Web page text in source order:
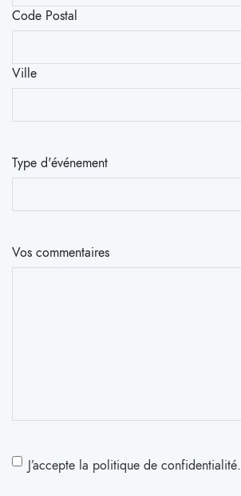
Code Postal
Ville
Type d'événement
Vos commentaires
RGPD(Nécessaire)
J’accepte la politique de confidentialité.